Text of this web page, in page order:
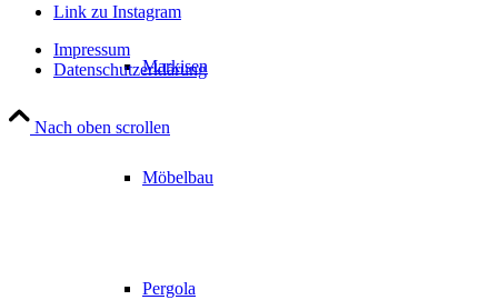
Markisen
Möbelbau
Pergola
Link zu Instagram
Impressum
Datenschutzerklärung
Nach oben scrollen